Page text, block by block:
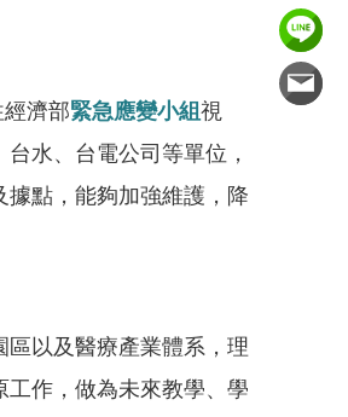
濟部緊急應變小組視
台水、台電公司等單位，
點，能夠加強維護，降
以及醫療產業體系，理
工作，做為未來教學、學